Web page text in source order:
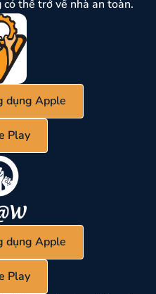
thể trở về nhà an toàn.
dụng Apple
Play
dụng Apple
Play